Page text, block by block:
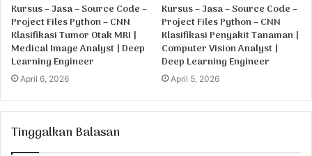
Kursus – Jasa – Source Code –
Project Files Python – CNN
Klasifikasi Tumor Otak MRI |
Medical Image Analyst | Deep
Learning Engineer
April 6, 2026
Kursus – Jasa – Source Code –
Project Files Python – CNN
Klasifikasi Penyakit Tanaman |
Computer Vision Analyst |
Deep Learning Engineer
April 5, 2026
Tinggalkan Balasan